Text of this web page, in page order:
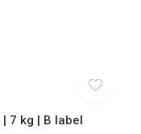
7 kg | B label